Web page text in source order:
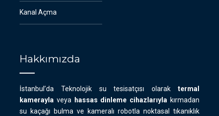
Kanal Açma
Hakkımızda
İstanbul’da Teknolojik su tesisatçısı olarak termal
kamerayla veya hassas dinleme cihazlarıyla kırmadan
su kaçağı bulma ve kameralı robotla noktasal tıkanıklık